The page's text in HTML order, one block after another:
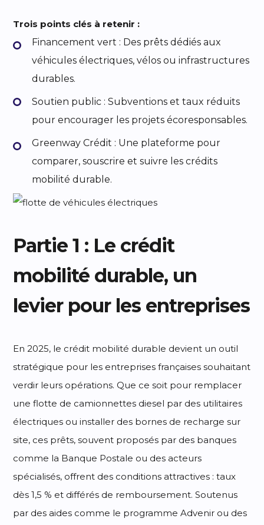
Trois points clés à retenir :
Financement vert : Des prêts dédiés aux
véhicules électriques, vélos ou infrastructures
durables.
Soutien public : Subventions et taux réduits
pour encourager les projets écoresponsables.
Greenway Crédit : Une plateforme pour
comparer, souscrire et suivre les crédits
mobilité durable.
Partie 1 : Le crédit
mobilité durable, un
levier pour les entreprises
En 2025, le crédit mobilité durable devient un outil
stratégique pour les entreprises françaises souhaitant
verdir leurs opérations. Que ce soit pour remplacer
une flotte de camionnettes diesel par des utilitaires
électriques ou installer des bornes de recharge sur
site, ces prêts, souvent proposés par des banques
comme la Banque Postale ou des acteurs
spécialisés, offrent des conditions attractives : taux
dès 1,5 % et différés de remboursement. Soutenus
par des aides comme le programme Advenir ou des